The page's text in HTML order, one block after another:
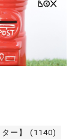
ー】 (1140)